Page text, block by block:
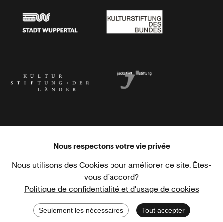
Haus der Kulturen der Welt Goethe-Institut
Nous respectons votre vie privée
Nous utilisons des Cookies pour améliorer ce site. Êtes-
vous d´accord?
Politique de confidentialité et d'usage de cookies
Seulement les nécessaires Tout accepter